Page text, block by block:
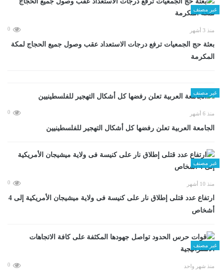
غير مصنف
منذ 3 أشهر 0
بعثة حج الجمعيات ترفع درجات الاستعداد عقب وصول جميع الحجاج لمكة
المكرمة
غير مصنف
منذ 6 أشهر 0
الجامعة العربية تعلن رفضها كل أشكال التهجير للفلسطينيين
غير مصنف
منذ 10 أشهر 0
ارتفاع عدد قتلى إطلاق نار على كنيسة فى ولاية ميشيجان الأمريكية إلى 4
أشخاص
غير مصنف
منذ شهر واحد 0